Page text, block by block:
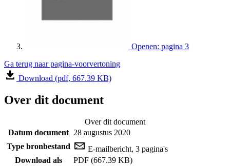
Openen: pagina 3
Ga terug naar pagina-voorvertoning
Download (pdf, 667.39 KB)
Over dit document
Over dit document
Datum document 28 augustus 2020
Type bronbestand
E-mailbericht, 3 pagina's
Download als
PDF (667.39 KB)